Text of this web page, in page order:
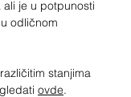
je u potpunosti
odličnom
stanjima
ovde.